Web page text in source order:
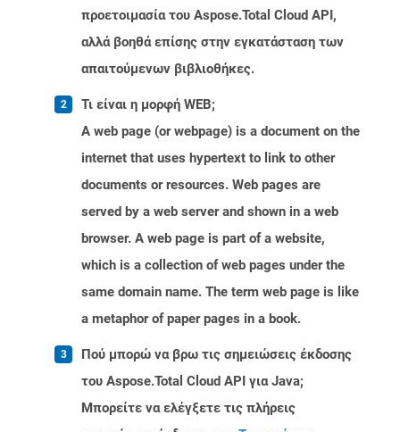
προετοιμασία του Aspose.Total Cloud API,
αλλά βοηθά επίσης στην εγκατάσταση των
απαιτούμενων βιβλιοθήκες.
Τι είναι η μορφή WEB;
A web page (or webpage) is a document on the
internet that uses hypertext to link to other
documents or resources. Web pages are
served by a web server and shown in a web
browser. A web page is part of a website,
which is a collection of web pages under the
same domain name. The term web page is like
a metaphor of paper pages in a book.
Πού μπορώ να βρω τις σημειώσεις έκδοσης
του Aspose.Total Cloud API για Java;
Μπορείτε να ελέγξετε τις πλήρεις